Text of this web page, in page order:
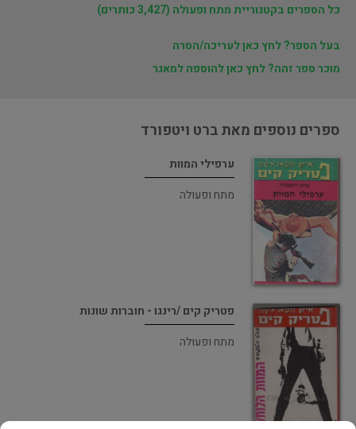
כל הספרים בקטגוריית מתח ופעולה (3,427 כותרים)
בעל הספר? לחץ כאן לעריכה/הסרה
מוכר ספר זהה? לחץ כאן להוספה למאגר
ספרים נוספים מאת ברט ויטפורד
ערפילי המוות
מתח ופעולה
פטריק קים /רינגו - חוברות שונות
מתח ופעולה